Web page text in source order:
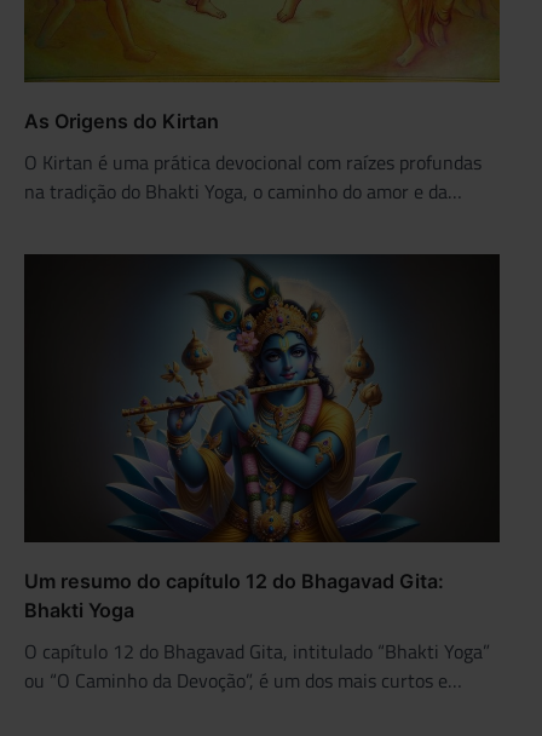
As Origens do Kirtan
O Kirtan é uma prática devocional com raízes profundas
na tradição do Bhakti Yoga, o caminho do amor e da…
Um resumo do capítulo 12 do Bhagavad Gita:
Bhakti Yoga
O capítulo 12 do Bhagavad Gita, intitulado “Bhakti Yoga”
ou “O Caminho da Devoção”, é um dos mais curtos e…